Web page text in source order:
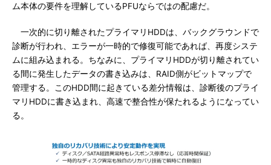
ム本体の要件を理解しているPFUならではの配慮だ。
一次的に切り離されたプライマリHDDは、バックグラウンドで
診断が行われ、エラーが一時的で修復可能であれば、再度システ
ムに組み込まれる。ちなみに、プライマリHDDが切り離されてい
る間に発生したデータの書き込みは、RAID側がビットマップで
管理する。このHDD間に起きている差分情報は、診断後のプライ
マリHDDに書き込まれ、高速で整合性が保たれるようになってい
る。